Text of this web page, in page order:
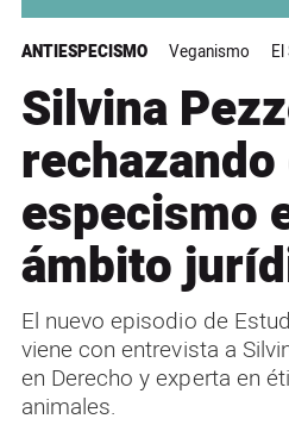
ANTIESPECISMO Veganismo
Silvina
rechazando
especismo
ámbito
El nuevo episodio de
viene con entrevista a
en Derecho y experta en
animales.